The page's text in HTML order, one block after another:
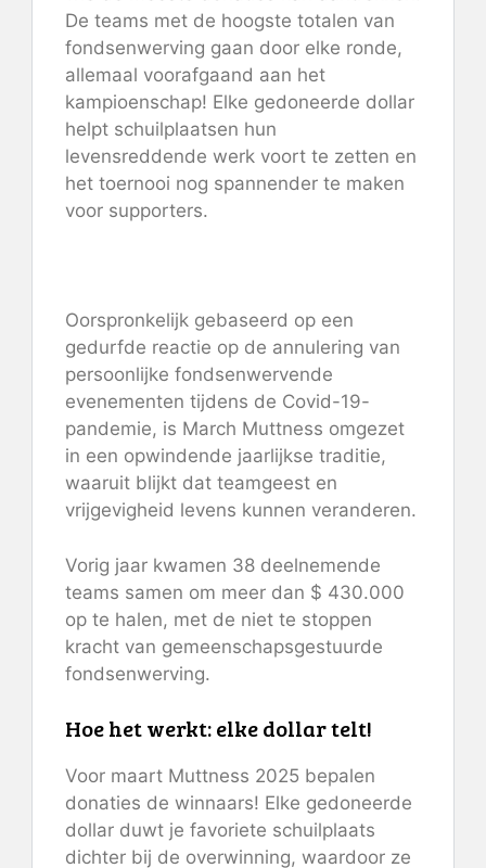
De teams met de hoogste totalen van
fondsenwerving gaan door elke ronde,
allemaal voorafgaand aan het
kampioenschap! Elke gedoneerde dollar
helpt schuilplaatsen hun
levensreddende werk voort te zetten en
het toernooi nog spannender te maken
voor supporters.
Oorspronkelijk gebaseerd op een
gedurfde reactie op de annulering van
persoonlijke fondsenwervende
evenementen tijdens de Covid-19-
pandemie, is March Muttness omgezet
in een opwindende jaarlijkse traditie,
waaruit blijkt dat teamgeest en
vrijgevigheid levens kunnen veranderen.
Vorig jaar kwamen 38 deelnemende
teams samen om meer dan $ 430.000
op te halen, met de niet te stoppen
kracht van gemeenschapsgestuurde
fondsenwerving.
Hoe het werkt: elke dollar telt!
Voor maart Muttness 2025 bepalen
donaties de winnaars! Elke gedoneerde
dollar duwt je favoriete schuilplaats
dichter bij de overwinning, waardoor ze